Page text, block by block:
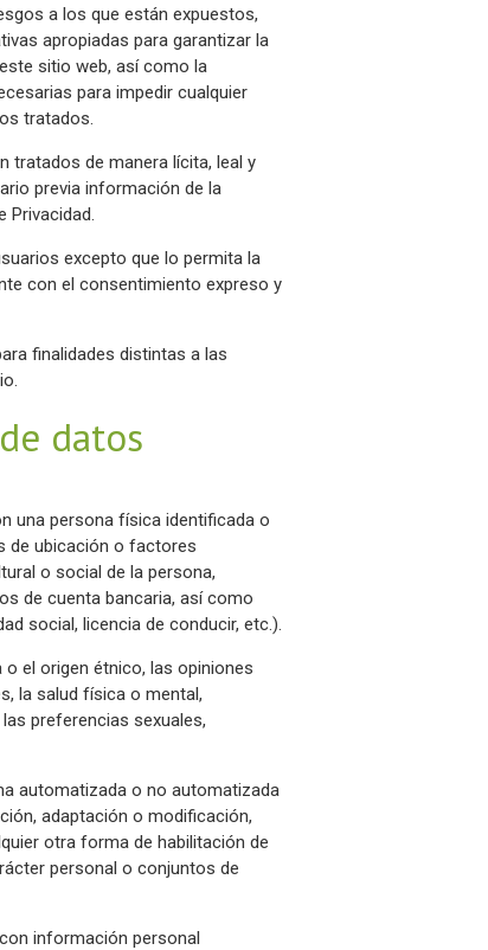
a los que están expuestos,
apropiadas para garantizar la
sitio web, así como la
para impedir cualquier
tratados.
tratados de manera lícita, leal y
previa información de la
Privacidad.
excepto que lo permita la
con el consentimiento expreso y
finalidades distintas a las
datos
una persona física identificada o
de ubicación o factores
o social de la persona,
de cuenta bancaria, así como
social, licencia de conducir, etc.).
el origen étnico, las opiniones
la salud física o mental,
preferencias sexuales,
automatizada o no automatizada
adaptación o modificación,
otra forma de habilitación de
personal o conjuntos de
información personal